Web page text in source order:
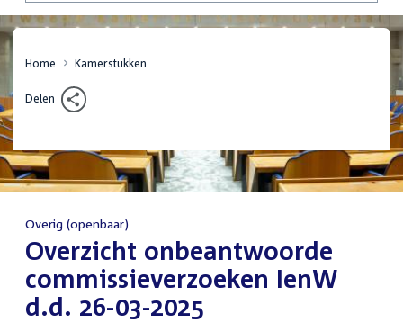
Home Kamerstukken
Delen
Overig (openbaar)
:Overzicht onbeantwoorde
commissieverzoeken IenW
d.d. 26-03-2025